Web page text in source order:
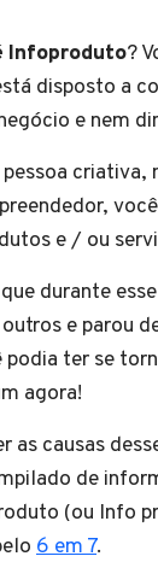
Infoproduto?
disposto a
e nem
criativa,
e / ou
durante
e parou
ter se
agora!
as causas
de
(ou Info
6 em 7.